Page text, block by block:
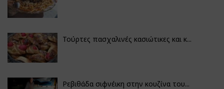
Τούρτες πασχαλινές κασιώτικες και κ...
Ρεβιθάδα σιφνέικη στην κουζίνα του...